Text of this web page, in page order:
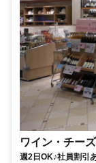
ワイン・チー
週2日OK♪社員割引